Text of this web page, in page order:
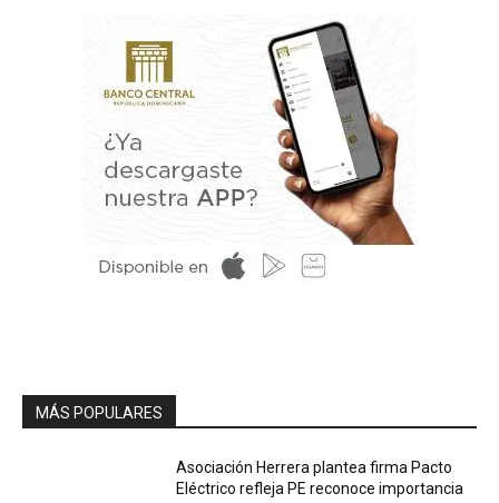
MÁS POPULARES
Asociación Herrera plantea firma Pacto
Eléctrico refleja PE reconoce importancia